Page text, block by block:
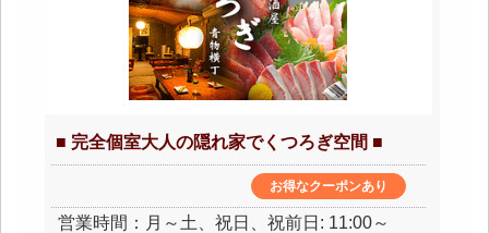
■ 完全個室大人の隠れ家でくつろぎ空間 ■
お得なクーポンあり
営業時間：月～土、祝日、祝前日: 11:00～